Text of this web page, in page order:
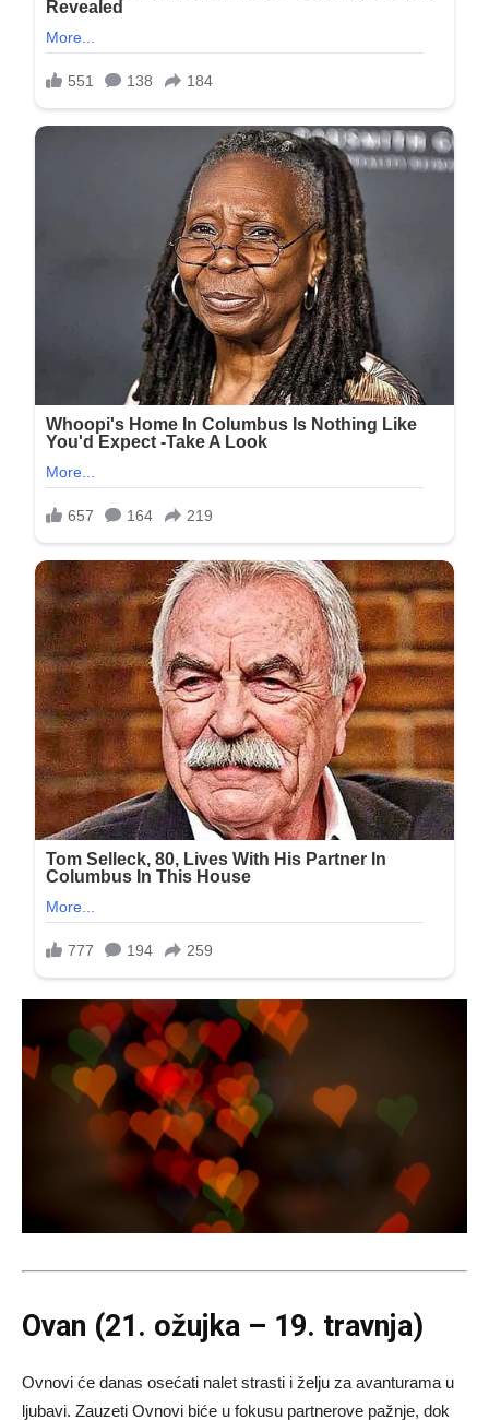
Ovan (21. ožujka – 19. travnja)
Ovnovi će danas osećati nalet strasti i želju za avanturama u
ljubavi. Zauzeti Ovnovi biće u fokusu partnerove pažnje, dok